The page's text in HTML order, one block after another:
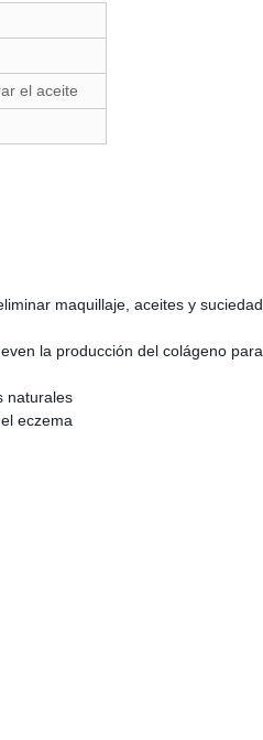
el aceite
maquillaje, aceites y suciedad
la producción del colágeno para
naturales
eczema